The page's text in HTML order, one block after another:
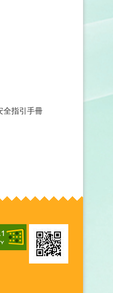
全指引手冊